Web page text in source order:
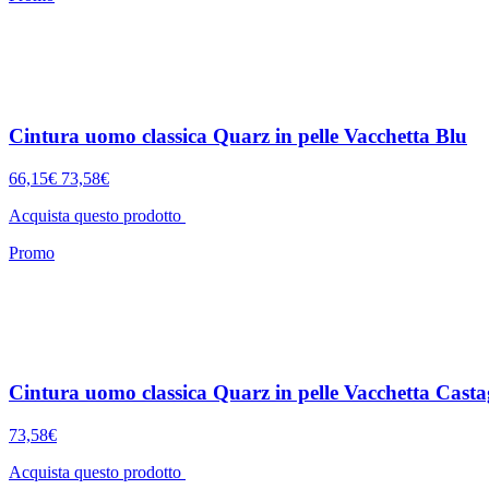
Cintura uomo classica Quarz in pelle Vacchetta Blu
66,15€ 73,58€
Acquista questo prodotto
Promo
Cintura uomo classica Quarz in pelle Vacchetta
73,58€
Acquista questo prodotto